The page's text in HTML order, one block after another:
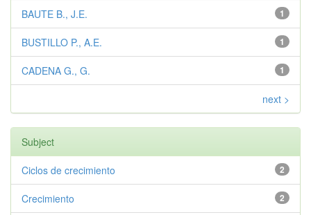
1
BAUTE B., J.E.
1
BUSTILLO P., A.E.
1
CADENA G., G.
next >
Subject
2
Ciclos de crecimiento
2
Crecimiento